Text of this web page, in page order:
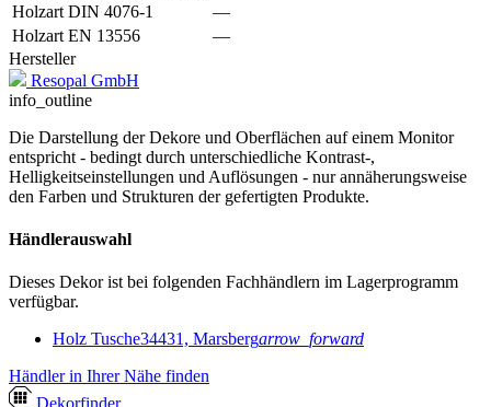
Holzart DIN 4076-1
—
Holzart EN 13556
—
Hersteller
Resopal GmbH
info_outline
Die Darstellung der Dekore und Oberflächen auf einem Monitor
entspricht - bedingt durch unterschiedliche Kontrast-,
Helligkeitseinstellungen und Auflösungen - nur annäherungsweise
den Farben und Strukturen der gefertigten Produkte.
Händlerauswahl
Dieses Dekor ist bei folgenden Fachhändlern im Lagerprogramm
verfügbar.
Holz Tusche34431, Marsbergarrow_forward
Händler in Ihrer Nähe finden